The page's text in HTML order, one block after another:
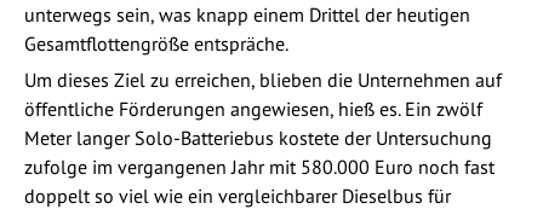
unterwegs sein, was knapp einem Drittel der heutigen
Gesamtflottengröße entspräche.
Um dieses Ziel zu erreichen, blieben die Unternehmen auf
öffentliche Förderungen angewiesen, hieß es. Ein zwölf
Meter langer Solo-Batteriebus kostete der Untersuchung
zufolge im vergangenen Jahr mit 580.000 Euro noch fast
doppelt so viel wie ein vergleichbarer Dieselbus für